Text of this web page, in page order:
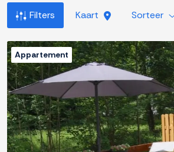
Filters Kaart Sorteer
Appartement